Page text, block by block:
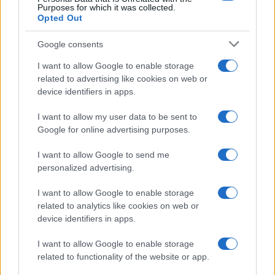
Purposes for which it was collected.
Opted Out
Google consents
I want to allow Google to enable storage
related to advertising like cookies on web or
device identifiers in apps.
I want to allow my user data to be sent to
Google for online advertising purposes.
I want to allow Google to send me
personalized advertising.
I want to allow Google to enable storage
related to analytics like cookies on web or
device identifiers in apps.
I want to allow Google to enable storage
related to functionality of the website or app.
à vos sources préférées
Dernières actualités
Stade Toulousain : "Plus facile de
négocier à l'extérieur qu'à Toulouse",
Guy Novès sur Thomas Ramos
XV de France : "Ils ne font que jouer",
Peato Mauvaka alerte sur le Japon avant
le match de samedi
17.07 à 12h00
Stade Toulousain : "J'attendais avec
impatience un appel de Fabien", Romain
Ntamack savoure sa tournée avec le XV
de France